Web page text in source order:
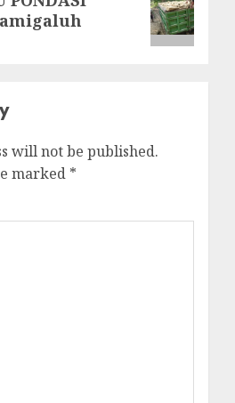
will not be published.
marked *